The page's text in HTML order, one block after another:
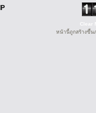
Clear
หน้านี้ถูกสร้างขึ้น